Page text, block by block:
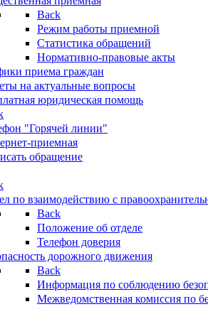
Back
Режим работы приемной
Статистика обращений
Нормативно-правовые акты
приема граждан
на актуальные вопросы
юридическая помощь
"Горячей линии"
приемная
обращение
по взаимодействию с
Back
Положение об отделе
Телефон доверия
дорожного движения
Back
Информация по соблюдению
Межведомственная комиссия по